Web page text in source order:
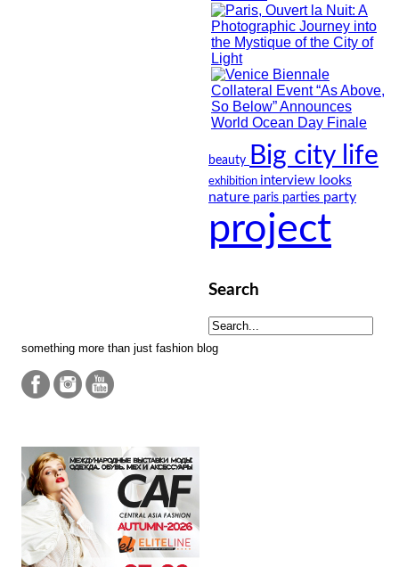
beauty Big city life
exhibition interview looks
nature paris parties party
project
Search
something more than just fashion blog